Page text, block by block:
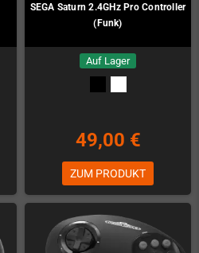
SEGA Saturn 2.4GHz Pro Controller
(Funk)
Auf Lager
49,00 €
ZUM PRODUKT